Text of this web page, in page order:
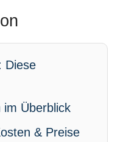
Diese
im Überblick
& Preise